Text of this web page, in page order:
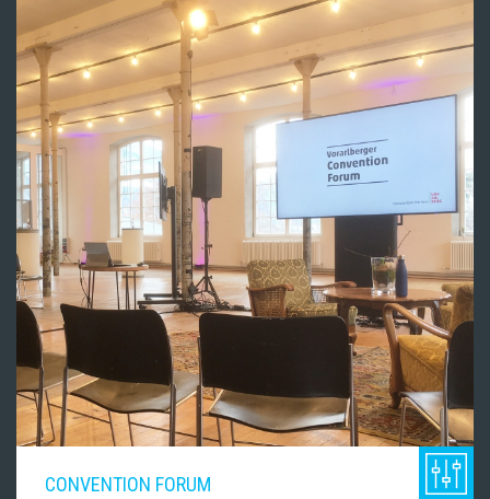
CONVENTION FORUM